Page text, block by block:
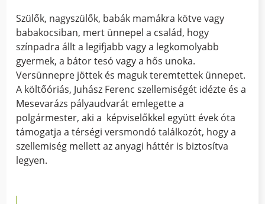
Szülők, nagyszülők, babák mamákra kötve vagy
babakocsiban, mert ünnepel a család, hogy
színpadra állt a legifjabb vagy a legkomolyabb
gyermek, a bátor tesó vagy a hős unoka.
Versünnepre jöttek és maguk teremtettek ünnepet.
A költőóriás, Juhász Ferenc szellemiségét idézte és a
Mesevarázs pályaudvarát emlegette a
polgármester, aki a képviselőkkel együtt évek óta
támogatja a térségi versmondó találkozót, hogy a
szellemiség mellett az anyagi háttér is biztosítva
legyen.